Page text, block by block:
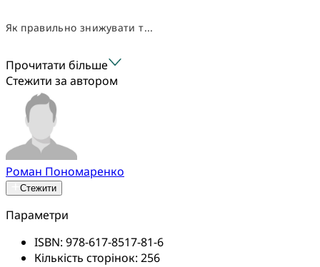
Як правильно знижувати т...
Прочитати більше
Стежити за автором
Роман Пономаренко
Стежити
Параметри
ISBN: 978-617-8517-81-6
Кількість сторінок: 256